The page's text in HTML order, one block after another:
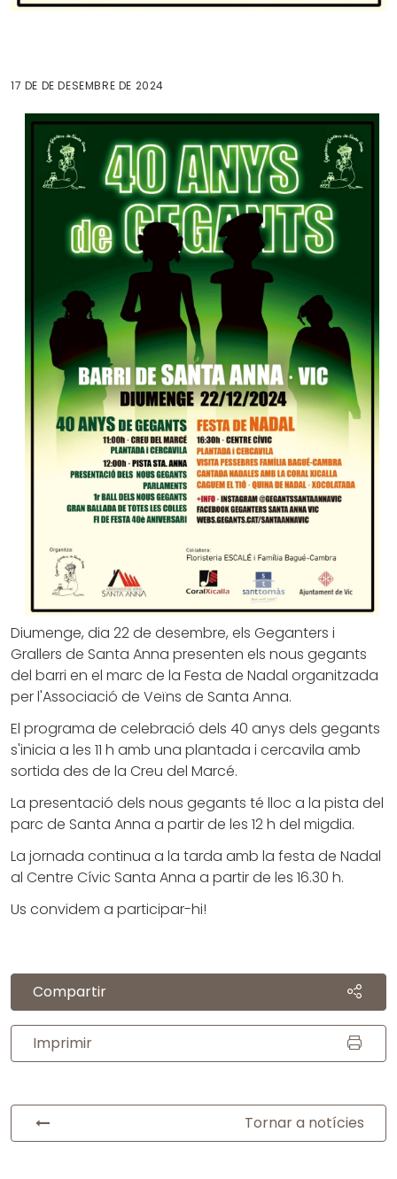
17 DE DE DESEMBRE DE 2024
Diumenge, dia 22 de desembre, els Geganters i
Grallers de Santa Anna presenten els nous gegants
del barri en el marc de la Festa de Nadal organitzada
per l'Associació de Veïns de Santa Anna.
El programa de celebració dels 40 anys dels gegants
s'inicia a les 11 h amb una plantada i cercavila amb
sortida des de la Creu del Marcé.
La presentació dels nous gegants té lloc a la pista del
parc de Santa Anna a partir de les 12 h del migdia.
La jornada continua a la tarda amb la festa de Nadal
al Centre Cívic Santa Anna a partir de les 16.30 h.
Us convidem a participar-hi!
Compartir
Imprimir
Tornar a notícies